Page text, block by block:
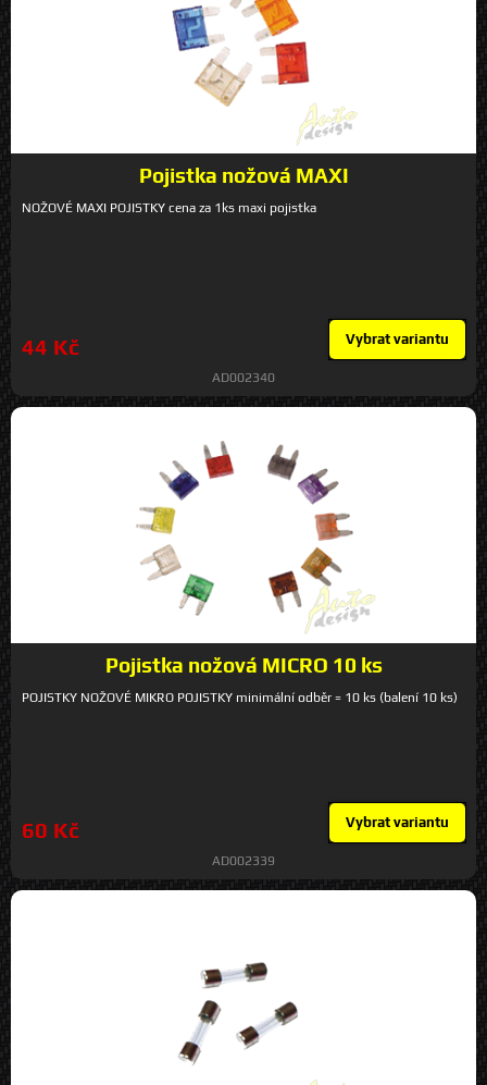
Pojistka nožová MAXI
NOŽOVÉ MAXI POJISTKY cena za 1ks maxi pojistka
44 Kč Vybrat variantu
AD002340
Pojistka nožová MICRO 10 ks
POJISTKY NOŽOVÉ MIKRO POJISTKY minimální odběr = 10 ks (balení 10 ks)
60 Kč Vybrat variantu
AD002339